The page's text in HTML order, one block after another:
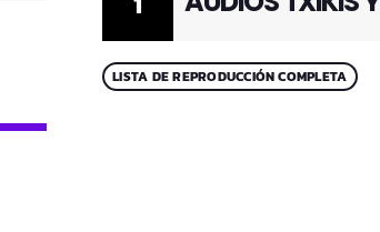
LISTA DE REPRODUCCIÓN COMPLETA